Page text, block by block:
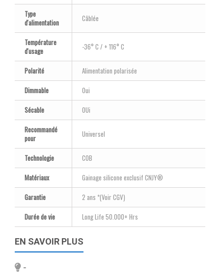
Type
d'alimentation
Câblée
Température
d'usage
-36° C / + 116° C
Polarité
Alimentation polarisée
Dimmable
Oui
Sécable
OUi
Recommandé
pour
Universel
Technologie
COB
Matériaux
Gainage silicone exclusif CNJY®
Garantie
2 ans *(Voir CGV)
Durée de vie
Long Life 50.000+ Hrs
EN SAVOIR PLUS
-